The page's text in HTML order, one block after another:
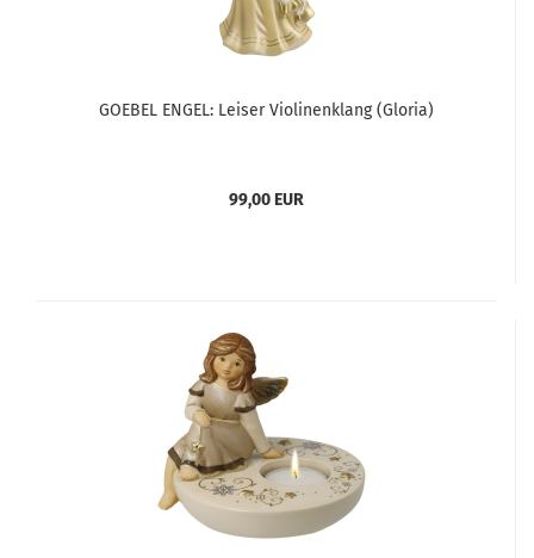
GOEBEL ENGEL: Leiser Violinenklang (Gloria)
99,00 EUR